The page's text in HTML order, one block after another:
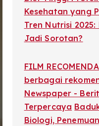
Kesehatan yang
Tren Nutrisi
Jadi Sorotan?
FILM
berbagai
Newspaper -
Terpercaya
Biologi,